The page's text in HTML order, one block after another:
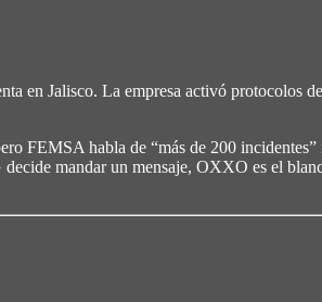
en Jalisco. La empresa activó protocolos
FEMSA habla de “más de 200
mandar un mensaje, OXXO es el